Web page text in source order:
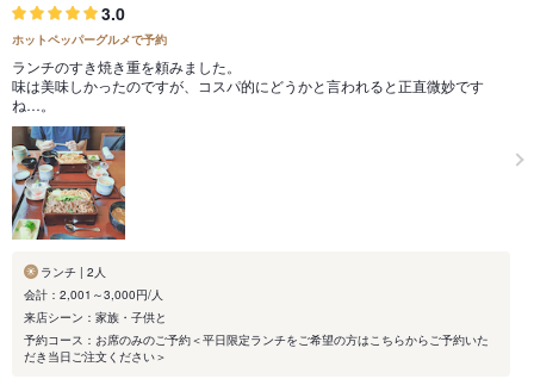
3.0
ホットペッパーグルメで予約
ランチのすき焼き重を頼みました。
味は美味しかったのですが、コスパ的にどうかと言われると正直微妙です
ね…。
ランチ | 2人
会計：2,001～3,000円/人
来店シーン：家族・子供と
予約コース：お席のみのご予約＜平日限定ランチをご希望の方はこちらからご予約いた
だき当日ご注文ください＞